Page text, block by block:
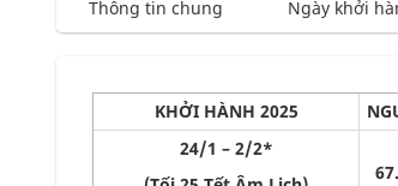
Thông tin chung Ngày khởi
KHỞI HÀNH 2025
24/1 – 2/2*